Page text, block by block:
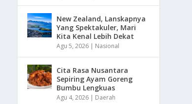
New Zealand, Lanskapnya
Yang Spektakuler, Mari
Kita Kenal Lebih Dekat
Agu 5, 2026 | Nasional
Cita Rasa Nusantara
Sepiring Ayam Goreng
Bumbu Lengkuas
Agu 4, 2026 | Daerah